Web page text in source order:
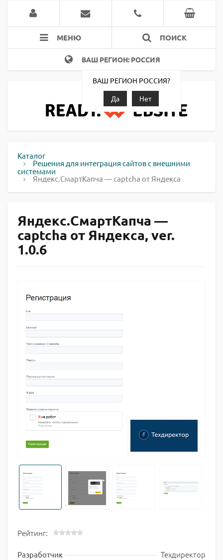
МЕНЮ ПОИСК
ВАШ РЕГИОН: РОССИЯ
ВАШ РЕГИОН РОССИЯ?
Да
Нет
Каталог
Решения для интеграция сайтов с внешними
системами
Яндекс.СмартКапча — captcha от Яндекса
Яндекс.СмартКапча —
captcha от Яндекса, ver.
1.0.6
Рейтинг:
Разработчик
Техдиректор